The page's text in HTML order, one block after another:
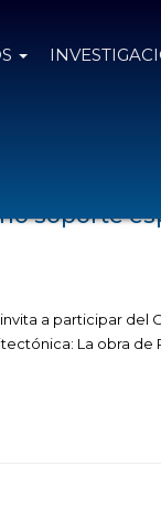
soporte
a participar del
La obra de